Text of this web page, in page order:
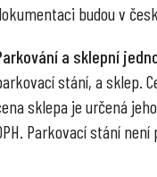
budou v
a sklepní
stání, a sklep.
sklepa je určená
Parkovací stání